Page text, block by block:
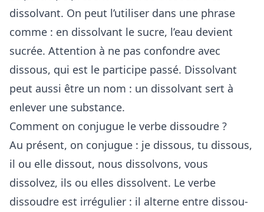
dissolvant. On peut l’utiliser dans une phrase
comme : en dissolvant le sucre, l’eau devient
sucrée. Attention à ne pas confondre avec
dissous, qui est le participe passé. Dissolvant
peut aussi être un nom : un dissolvant sert à
enlever une substance.
Comment on conjugue le verbe dissoudre ?
Au présent, on conjugue : je dissous, tu dissous,
il ou elle dissout, nous dissolvons, vous
dissolvez, ils ou elles dissolvent. Le verbe
dissoudre est irrégulier : il alterne entre dissou-